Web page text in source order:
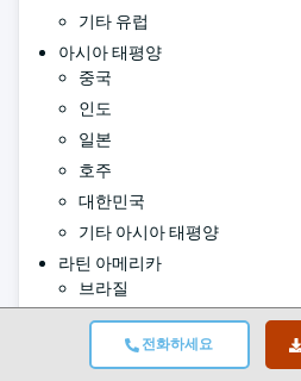
전화하세요
기타 유럽
아시아 태평양
중국
인도
일본
호주
대한민국
기타 아시아 태평양
라틴 아메리카
브라질
멕시코
아르헨티나